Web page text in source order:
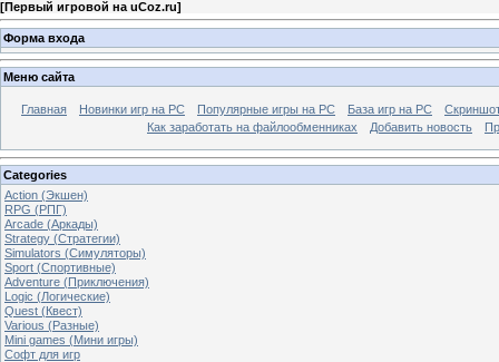
[Первый игровой на uCoz.ru]
Форма входа
Меню сайта
Главная Новинки игр на PC Популярные игры на PC База игр на РС
Как заработать на файлообменниках
Добавить новость
Categories
Action (Экшен)
RPG (РПГ)
Arcade (Аркады)
Strategy (Стратегии)
Simulators (Симуляторы)
Sport (Спортивные)
Adventure (Приключения)
Logic (Логические)
Quest (Квест)
Various (Разные)
Mini games (Мини игры)
Софт для игр